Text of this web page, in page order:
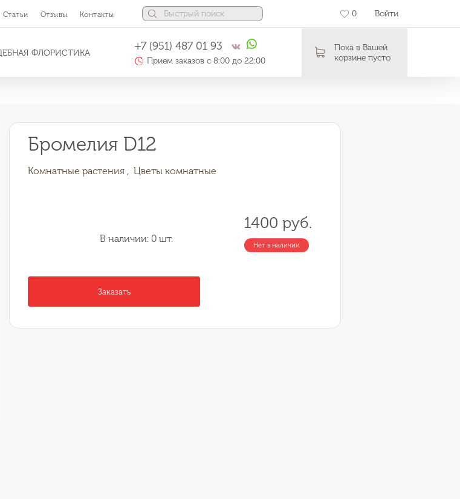
Статьи Отзывы Контакты 0 Войти
ФЛОРИСТИКА
+7 (951) 487 01 93
Прием заказов с 8:00 до 22:00
Пока в Вашей
корзине пусто
Бромелия D12
Комнатные растения , Цветы комнатные
В наличии: 0 шт.
1400 руб.
Нет в наличии
Заказать